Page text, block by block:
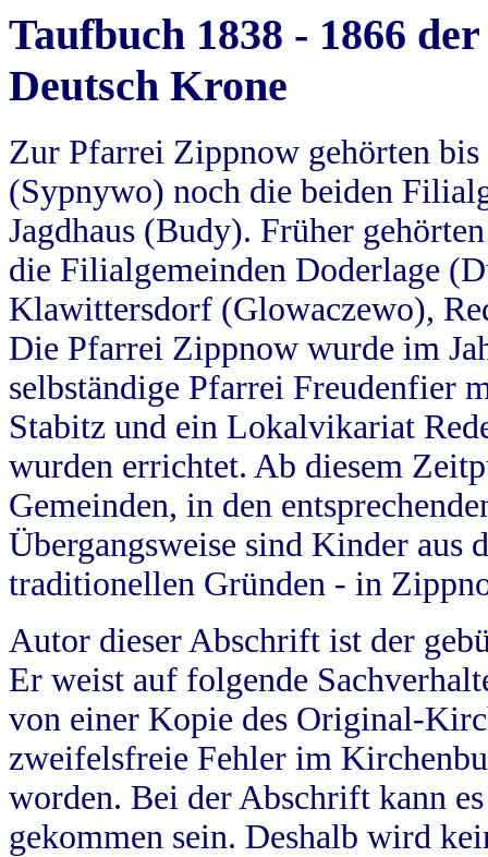
Taufbuch 1838 - 1866
Deutsch Krone
Zur Pfarrei Zippnow gehörten
(Sypnywo) noch die beiden
Jagdhaus (Budy). Früher
die Filialgemeinden Doderlage
Klawittersdorf (Glowaczewo),
Die Pfarrei Zippnow wurde im
selbständige Pfarrei Freudenfier
Stabitz und ein Lokalvikariat
wurden errichtet. Ab diesem
Gemeinden, in den
Übergangsweise sind Kinder aus
traditionellen Gründen - in
Autor dieser Abschrift ist der
Er weist auf folgende
von einer Kopie des Original-
zweifelsfreie Fehler im
worden. Bei der Abschrift kann
gekommen sein. Deshalb wird